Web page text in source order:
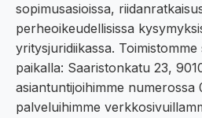
sopimusasioissa,
perheoikeudellisissa
yritysjuridiikassa. Toimistomme
paikalla: Saaristonkatu 23,
asiantuntijoihimme numerossa
palveluihimme